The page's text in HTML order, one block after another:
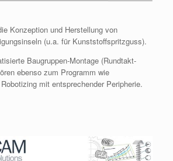
Konzeption und Herstellung von
(u.a. für Kunststoffspritzguss).
Baugruppen-Montage (Rundtakt-
ebenso zum Programm wie
mit entsprechender Peripherie.